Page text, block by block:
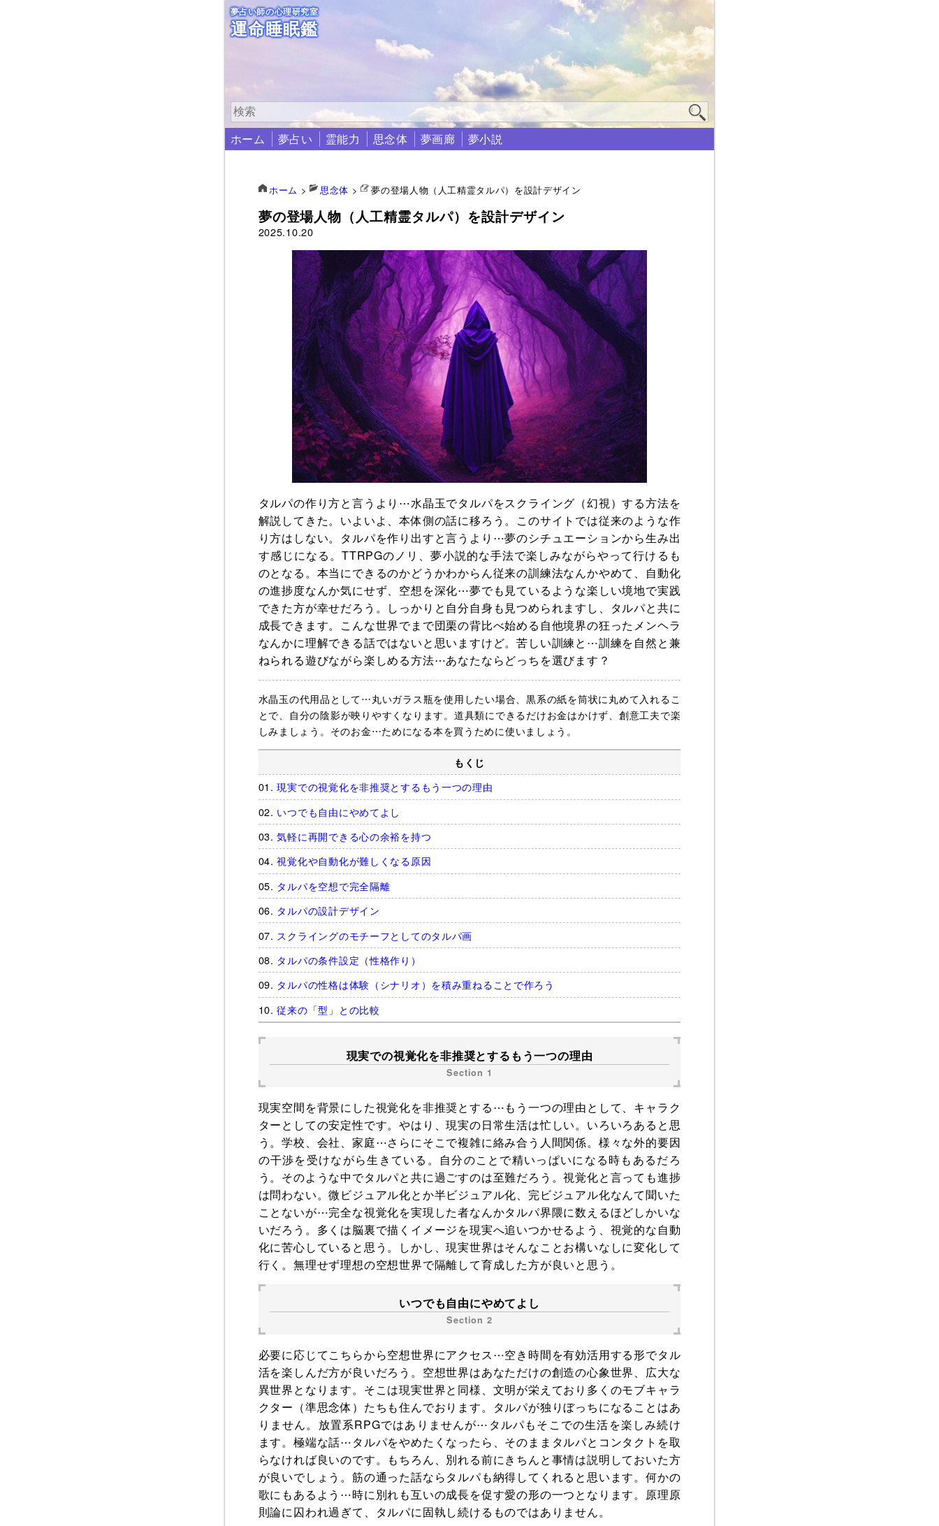
夢占い師の心理研究室
運命睡眠鑑
ホーム 夢占い 霊能力 思念体 夢画廊 夢小説
ホーム > 思念体 > 夢の登場人物（人工精霊タルパ）を設計デザイン
夢の登場人物（人工精霊タルパ）を設計デザイン
2025.10.20
タルパの作り方と言うより⋯水晶玉でタルパをスクライング（幻視）する方法を
解説してきた。いよいよ、本体側の話に移ろう。このサイトでは従来のような作
り方はしない。タルパを作り出すと言うより⋯夢のシチュエーションから生み出
す感じになる。TTRPGのノリ、夢小説的な手法で楽しみながらやって行けるも
のとなる。本当にできるのかどうかわからん従来の訓練法なんかやめて、自動化
の進捗度なんか気にせず、空想を深化⋯夢でも見ているような楽しい境地で実践
できた方が幸せだろう。しっかりと自分自身も見つめられますし、タルパと共に
成長できます。こんな世界でまで団栗の背比べ始める自他境界の狂ったメンヘラ
なんかに理解できる話ではないと思いますけど。苦しい訓練と⋯訓練を自然と兼
ねられる遊びながら楽しめる方法⋯あなたならどっちを選びます？
水晶玉の代用品として⋯丸いガラス瓶を使用したい場合、黒系の紙を筒状に丸めて入れるこ
とで、自分の陰影が映りやすくなります。道具類にできるだけお金はかけず、創意工夫で楽
しみましょう。そのお金⋯ためになる本を買うために使いましょう。
もくじ
現実での視覚化を非推奨とするもう一つの理由
いつでも自由にやめてよし
気軽に再開できる心の余裕を持つ
視覚化や自動化が難しくなる原因
タルパを空想で完全隔離
タルパの設計デザイン
スクライングのモチーフとしてのタルパ画
タルパの条件設定（性格作り）
タルパの性格は体験（シナリオ）を積み重ねることで作ろう
従来の「型」との比較
現実での視覚化を非推奨とするもう一つの理由
現実空間を背景にした視覚化を非推奨とする⋯もう一つの理由として、キャラク
ターとしての安定性です。やはり、現実の日常生活は忙しい。いろいろあると思
う。学校、会社、家庭⋯さらにそこで複雑に絡み合う人間関係。様々な外的要因
の干渉を受けながら生きている。自分のことで精いっぱいになる時もあるだろ
う。そのような中でタルパと共に過ごすのは至難だろう。視覚化と言っても進捗
は問わない。微ビジュアル化とか半ビジュアル化、完ビジュアル化なんて聞いた
ことないが⋯完全な視覚化を実現した者なんかタルパ界隈に数えるほどしかいな
いだろう。多くは脳裏で描くイメージを現実へ追いつかせるよう、視覚的な自動
化に苦心していると思う。しかし、現実世界はそんなことお構いなしに変化して
行く。無理せず理想の空想世界で隔離して育成した方が良いと思う。
いつでも自由にやめてよし
必要に応じてこちらから空想世界にアクセス⋯空き時間を有効活用する形でタル
活を楽しんだ方が良いだろう。空想世界はあなただけの創造の心象世界、広大な
異世界となります。そこは現実世界と同様、文明が栄えており多くのモブキャラ
クター（準思念体）たちも住んでおります。タルパが独りぼっちになることはあ
りません。放置系RPGではありませんが⋯タルパもそこでの生活を楽しみ続け
ます。極端な話⋯タルパをやめたくなったら、そのままタルパとコンタクトを取
らなければ良いのです。もちろん、別れる前にきちんと事情は説明しておいた方
が良いでしょう。筋の通った話ならタルパも納得してくれると思います。何かの
歌にもあるよう⋯時に別れも互いの成長を促す愛の形の一つとなります。原理原
則論に囚われ過ぎて、タルパに固執し続けるものではありません。